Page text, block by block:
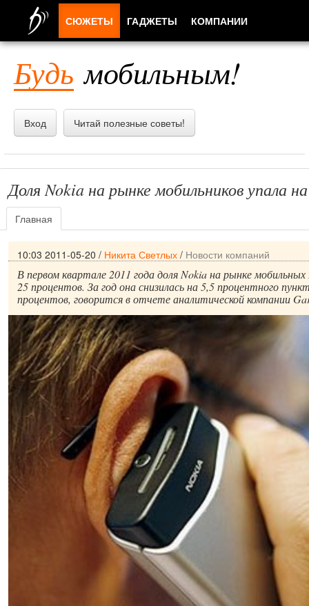
Будь мобильным!
Вход Читай полезные советы!
Доля Nokia на рынке мобильников упала
Главная
10:03 2011-05-20 / Никита Светлых / Новости компаний
В первом квартале 2011 года доля Nokia на рынке
25 процентов. За год она снизилась на 5,5 процентного
процентов, говорится в отчете аналитической компании
СЮЖЕТЫ ГАДЖЕТЫ КОМПАНИИ
ПРИЛОЖЕНИЯ